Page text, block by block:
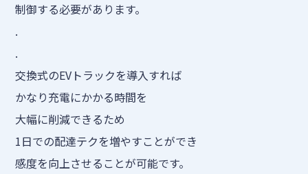
制御する必要があります。
.
.
交換式のEVトラックを導入すれば
かなり充電にかかる時間を
大幅に削減できるため
1日での配達テクを増やすことができ
感度を向上させることが可能です。